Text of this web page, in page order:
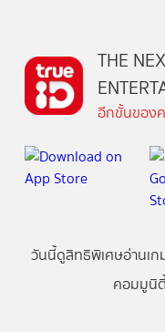
THE
อีกขั้นของ
วันนี้ดูสิทธิพิเศษอ่านเก
คอมมูนิ